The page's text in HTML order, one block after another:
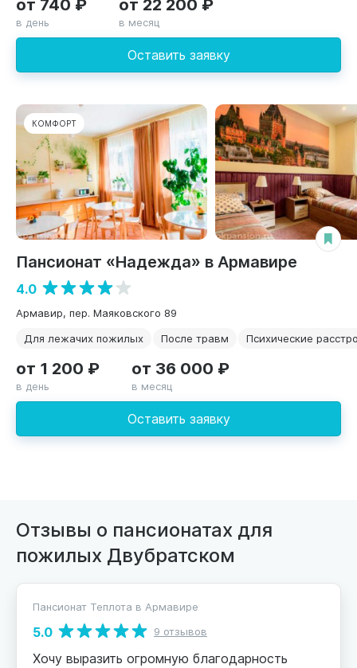
Оставить заявку
в день в месяц
КОМФОРТ
Пансионат «Надежда» в Армавире
4.0
Армавир, пер. Маяковского 89
Для лежачих пожилых
После травм Психические
Оставить заявку
от 1 200 ₽
в день
от 36 000 ₽
в месяц
Отзывы о пансионатах для
пожилых Двубратском
Пансионат Теплота в Армавире
5.0 9 отзывов
Хочу выразить огромную благодарность